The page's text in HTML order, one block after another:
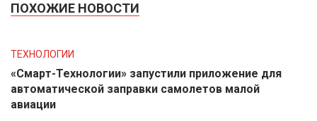
ПОХОЖИЕ НОВОСТИ
ТЕХНОЛОГИИ
«Смарт-Технологии» запустили приложение для
автоматической заправки самолетов малой
авиации